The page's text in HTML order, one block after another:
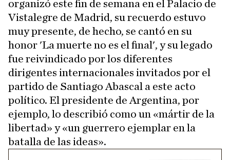
organizó este fin de semana en el Palacio de
Vistalegre de Madrid, su recuerdo estuvo
muy presente, de hecho, se cantó en su
honor 'La muerte no es el final', y su legado
fue reivindicado por los diferentes
dirigentes internacionales invitados por el
partido de Santiago Abascal a este acto
político. El presidente de Argentina, por
ejemplo, lo describió como un «mártir de la
libertad» y «un guerrero ejemplar en la
batalla de las ideas».